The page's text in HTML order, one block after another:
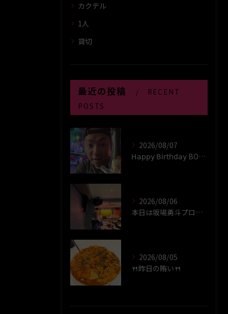
カクテル
1人
貸切
最近の投稿
RECENT
POSTS
2026/08/07
𝖧𝖺𝗉𝗉𝗒 𝖡𝗂𝗋𝗍𝗁𝖽𝖺𝗒 BOY‪(*´꒳`∩)‬ﾊｲ
2026/08/06
本日は坂場勇斗プロプレイヤーデイ！！
2026/08/05
🍴昨日の賄い🍴